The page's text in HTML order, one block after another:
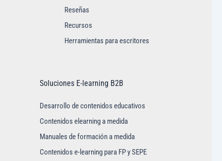
Reseñas
Recursos
Herramientas para escritores
Soluciones E-learning B2B
Desarrollo de contenidos educativos
Contenidos elearning a medida
Manuales de formación a medida
Contenidos e-learning para FP y SEPE